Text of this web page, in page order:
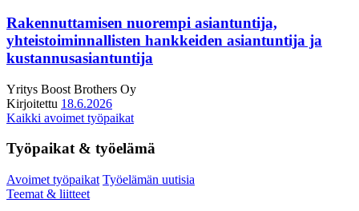
Rakennuttamisen nuorempi asiantuntija,
yhteistoiminnallisten hankkeiden asiantuntija ja
kustannusasiantuntija
Yritys Boost Brothers Oy
Kirjoitettu 18.6.2026
Kaikki avoimet työpaikat
Työpaikat & työelämä
Avoimet työpaikat Työelämän uutisia
Teemat & liitteet